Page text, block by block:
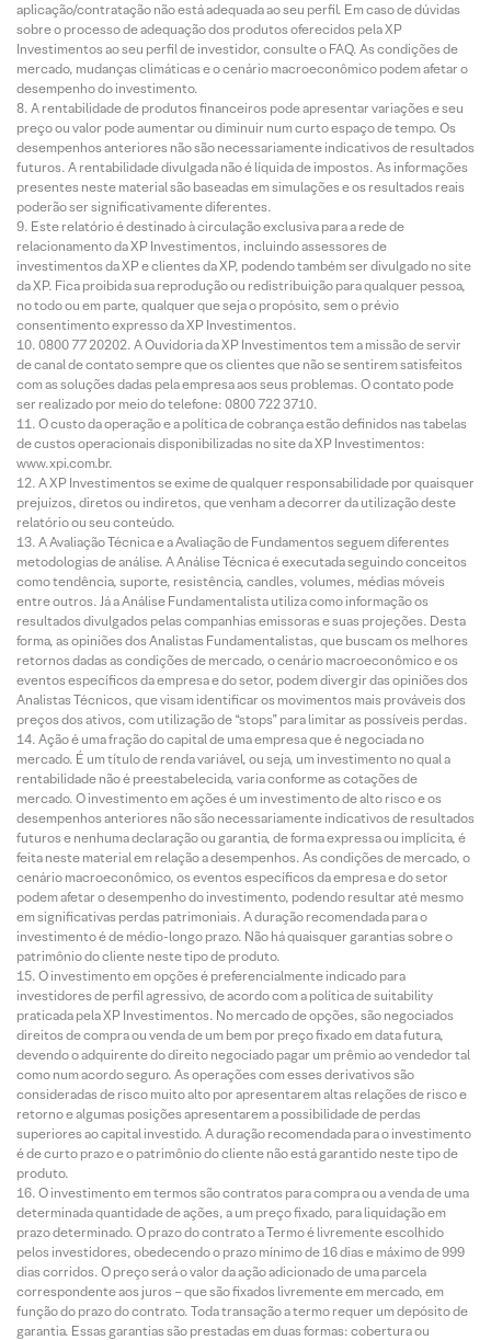
aplicação/contratação não está adequada ao seu perfil. Em caso de dúvidas
sobre o processo de adequação dos produtos oferecidos pela XP
Investimentos ao seu perfil de investidor, consulte o FAQ. As condições de
mercado, mudanças climáticas e o cenário macroeconômico podem afetar o
desempenho do investimento.
A rentabilidade de produtos financeiros pode apresentar variações e seu
preço ou valor pode aumentar ou diminuir num curto espaço de tempo. Os
desempenhos anteriores não são necessariamente indicativos de resultados
futuros. A rentabilidade divulgada não é líquida de impostos. As informações
presentes neste material são baseadas em simulações e os resultados reais
poderão ser significativamente diferentes.
Este relatório é destinado à circulação exclusiva para a rede de
relacionamento da XP Investimentos, incluindo assessores de
investimentos da XP e clientes da XP, podendo também ser divulgado no site
da XP. Fica proibida sua reprodução ou redistribuição para qualquer pessoa,
no todo ou em parte, qualquer que seja o propósito, sem o prévio
consentimento expresso da XP Investimentos.
0800 77 20202. A Ouvidoria da XP Investimentos tem a missão de servir
de canal de contato sempre que os clientes que não se sentirem satisfeitos
com as soluções dadas pela empresa aos seus problemas. O contato pode
ser realizado por meio do telefone: 0800 722 3710.
O custo da operação e a política de cobrança estão definidos nas tabelas
de custos operacionais disponibilizadas no site da XP Investimentos:
www.xpi.com.br.
A XP Investimentos se exime de qualquer responsabilidade por quaisquer
prejuízos, diretos ou indiretos, que venham a decorrer da utilização deste
relatório ou seu conteúdo.
A Avaliação Técnica e a Avaliação de Fundamentos seguem diferentes
metodologias de análise. A Análise Técnica é executada seguindo conceitos
como tendência, suporte, resistência, candles, volumes, médias móveis
entre outros. Já a Análise Fundamentalista utiliza como informação os
resultados divulgados pelas companhias emissoras e suas projeções. Desta
forma, as opiniões dos Analistas Fundamentalistas, que buscam os melhores
retornos dadas as condições de mercado, o cenário macroeconômico e os
eventos específicos da empresa e do setor, podem divergir das opiniões dos
Analistas Técnicos, que visam identificar os movimentos mais prováveis dos
preços dos ativos, com utilização de “stops” para limitar as possíveis perdas.
Ação é uma fração do capital de uma empresa que é negociada no
mercado. É um título de renda variável, ou seja, um investimento no qual a
rentabilidade não é preestabelecida, varia conforme as cotações de
mercado. O investimento em ações é um investimento de alto risco e os
desempenhos anteriores não são necessariamente indicativos de resultados
futuros e nenhuma declaração ou garantia, de forma expressa ou implícita, é
feita neste material em relação a desempenhos. As condições de mercado, o
cenário macroeconômico, os eventos específicos da empresa e do setor
podem afetar o desempenho do investimento, podendo resultar até mesmo
em significativas perdas patrimoniais. A duração recomendada para o
investimento é de médio-longo prazo. Não há quaisquer garantias sobre o
patrimônio do cliente neste tipo de produto.
O investimento em opções é preferencialmente indicado para
investidores de perfil agressivo, de acordo com a política de suitability
praticada pela XP Investimentos. No mercado de opções, são negociados
direitos de compra ou venda de um bem por preço fixado em data futura,
devendo o adquirente do direito negociado pagar um prêmio ao vendedor tal
como num acordo seguro. As operações com esses derivativos são
consideradas de risco muito alto por apresentarem altas relações de risco e
retorno e algumas posições apresentarem a possibilidade de perdas
superiores ao capital investido. A duração recomendada para o investimento
é de curto prazo e o patrimônio do cliente não está garantido neste tipo de
produto.
O investimento em termos são contratos para compra ou a venda de uma
determinada quantidade de ações, a um preço fixado, para liquidação em
prazo determinado. O prazo do contrato a Termo é livremente escolhido
pelos investidores, obedecendo o prazo mínimo de 16 dias e máximo de 999
dias corridos. O preço será o valor da ação adicionado de uma parcela
correspondente aos juros – que são fixados livremente em mercado, em
função do prazo do contrato. Toda transação a termo requer um depósito de
garantia. Essas garantias são prestadas em duas formas: cobertura ou